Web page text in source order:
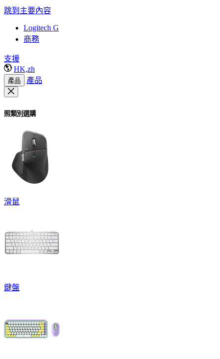
跳到主要內容
Logitech G
商務
支援
HK,zh
產品 產品
照類別選購
滑鼠
鍵盤